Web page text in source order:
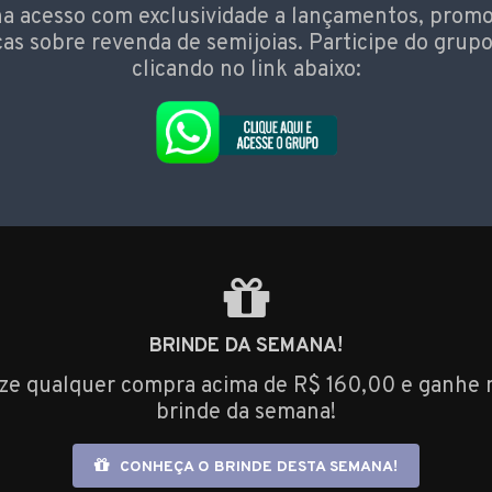
acesso com exclusividade a lançamentos,
sobre revenda de semijoias. Participe do
clicando no link abaixo:
BRINDE DA SEMANA!
qualquer compra acima de R$ 160,00 e ganhe
brinde da semana!
CONHEÇA O BRINDE DESTA SEMANA!